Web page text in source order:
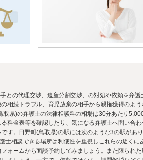
との代理交渉、遺産分割交渉、の対処や依頼を弁
相続トラブル、育児放棄の相手から親権獲得のよ
県)の弁護士の法律相談料の相場は30分あたり
料金表等を確認したり、気になる弁護士へ問い合
す。日野町(鳥取県)の駅には次のような3の駅があ
相談できる場所は利便性を重視しこれらの近く
ォームから面談予約してみましょう。また限られ